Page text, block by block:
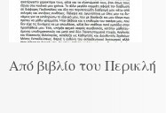
Από βιβλίο του Περικλή